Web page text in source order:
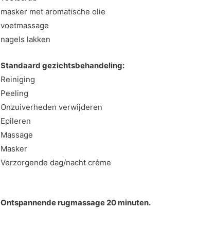
masker met aromatische olie
voetmassage
nagels lakken
Standaard gezichtsbehandeling:
Reiniging
Peeling
Onzuiverheden verwijderen
Epileren
Massage
Masker
Verzorgende dag/nacht créme
Ontspannende rugmassage 20 minuten.